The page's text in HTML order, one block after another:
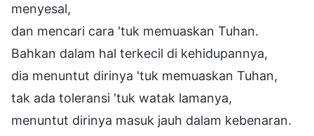
menyesal,
dan mencari cara 'tuk memuaskan Tuhan.
Bahkan dalam hal terkecil di kehidupannya,
dia menuntut dirinya 'tuk memuaskan Tuhan,
tak ada toleransi 'tuk watak lamanya,
menuntut dirinya masuk jauh dalam kebenaran.